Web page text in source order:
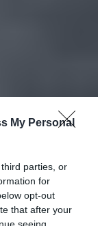
My Personal
parties, or
for
opt-out
that after your
seeing